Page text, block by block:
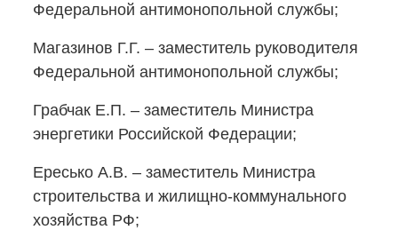
Федеральной антимонопольной службы;
Магазинов Г.Г. – заместитель руководителя
Федеральной антимонопольной службы;
Грабчак Е.П. – заместитель Министра
энергетики Российской Федерации;
Ересько А.В. – заместитель Министра
строительства и жилищно-коммунального
хозяйства РФ;